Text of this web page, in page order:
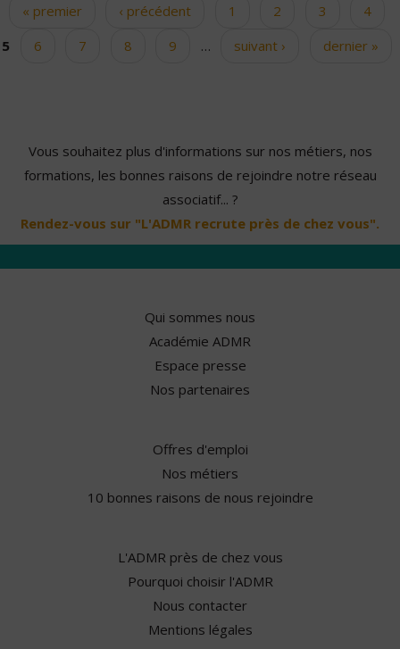
Pages
« premier ‹ précédent 1 2 3
4
5
6 7 8 9 … suivant › dernier »
Vous souhaitez plus d'informations sur nos métiers, nos
formations, les bonnes raisons de rejoindre notre réseau
associatif... ?
Rendez-vous sur "L'ADMR recrute près de chez vous".
Qui sommes nous
Académie ADMR
Espace presse
Nos partenaires
Offres d'emploi
Nos métiers
10 bonnes raisons de nous rejoindre
L'ADMR près de chez vous
Pourquoi choisir l'ADMR
Nous contacter
Mentions légales